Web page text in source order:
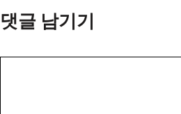
댓글 남기기